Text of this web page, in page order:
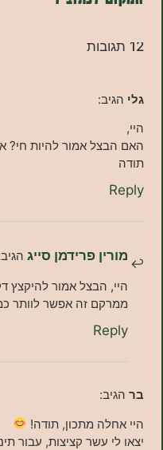
27/08/
אמור להיות חי? אם כן האם
פרידמן סייג הגיב: 27/08/
הבצל אמור להיקצץ דק ונאפה
זה אפשר לוותר כמובן.
06/03/
מתכון, תודה!
עשר קציצות, עבור תינוקי בן